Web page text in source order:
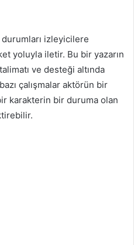
izleyicilere
yoluyla iletir. Bu bir yazarın
ve desteği altında
çalışmalar aktörün bir
karakterin bir duruma olan